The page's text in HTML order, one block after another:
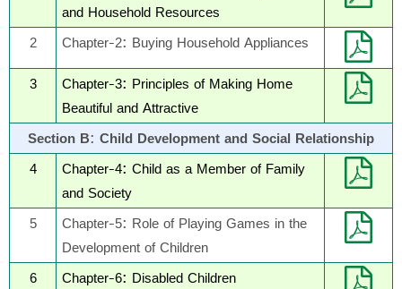
and Household Resources
2
Chapter-2: Buying Household Appliances
3
Chapter-3: Principles of Making Home
Beautiful and Attractive
Section B: Child Development and Social Relationship
4
Chapter-4: Child as a Member of Family
and Society
5
Chapter-5: Role of Playing Games in the
Development of Children
6
Chapter-6: Disabled Children